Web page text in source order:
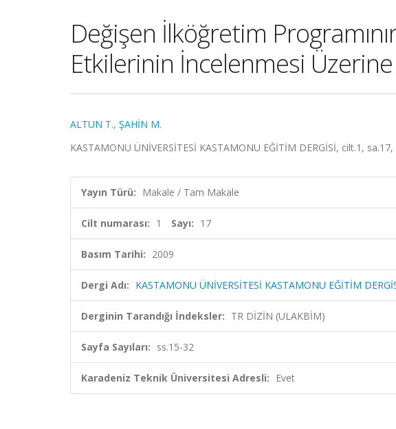
Değişen İlköğretim
Etkilerinin İncelenmesi
ALTUN T., ŞAHİN M.
KASTAMONU ÜNİVERSİTESİ KASTAMONU EĞİTİM DERGİSİ, cilt.1,
Yayın Türü: Makale / Tam Makale
Cilt numarası: 1 Sayı: 17
Basım Tarihi: 2009
Dergi Adı: KASTAMONU ÜNİVERSİTESİ KASTAMONU EĞİTİM
Derginin Tarandığı İndeksler: TR DİZİN (ULAKBİM)
Sayfa Sayıları: ss.15-32
Karadeniz Teknik Üniversitesi Adresli: Evet